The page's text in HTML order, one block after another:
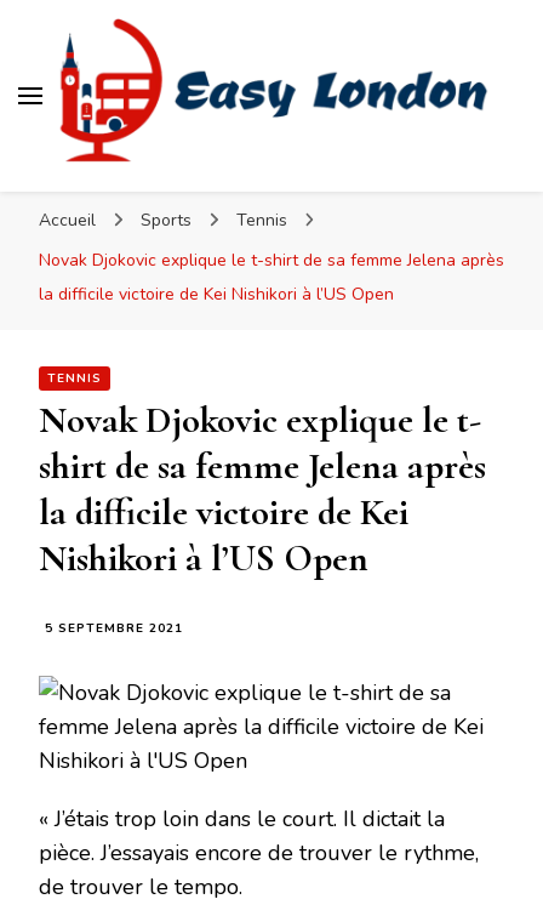
Accueil Sports
Tennis
Novak Djokovic explique le t-shirt de sa femme Jelena après
la difficile victoire de Kei Nishikori à l’US Open
TENNIS
Novak Djokovic explique le t-
shirt de sa femme Jelena après
la difficile victoire de Kei
Nishikori à l’US Open
5 SEPTEMBRE 2021
« J’étais trop loin dans le court. Il dictait la
pièce. J’essayais encore de trouver le rythme,
de trouver le tempo.